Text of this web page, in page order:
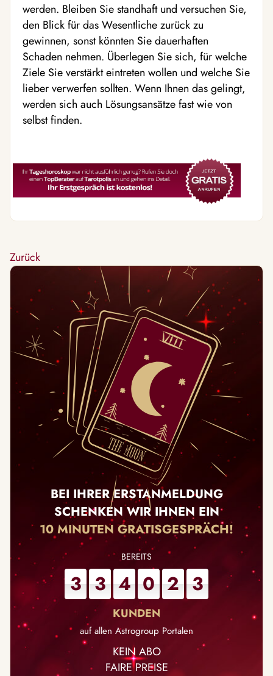
werden. Bleiben Sie standhaft und versuchen Sie,
den Blick für das Wesentliche zurück zu
gewinnen, sonst könnten Sie dauerhaften
Schaden nehmen. Überlegen Sie sich, für welche
Ziele Sie verstärkt eintreten wollen und welche Sie
lieber verwerfen sollten. Wenn Ihnen das gelingt,
werden sich auch Lösungsansätze fast wie von
selbst finden.
Zurück
BEI IHRER ERSTANMELDUNG
SCHENKEN WIR IHNEN EIN
10 MINUTEN GRATISGESPRÄCH!
3 3 4 0 2 3
auf allen Astrogroup Portalen
KEIN ABO
FAIRE PREISE